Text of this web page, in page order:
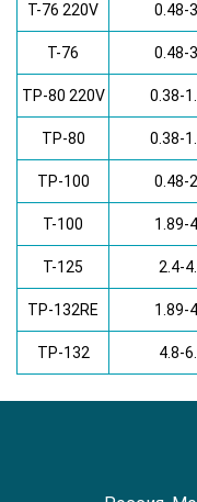
T-76 220V 0.48-
T-76 0.48-
TP-80 220V 0.38-
TP-80 0.38-
TP-100 0.48-
T-100 1.89-
T-125 2.4-
TP-132RE 1.89-
TP-132 4.8-